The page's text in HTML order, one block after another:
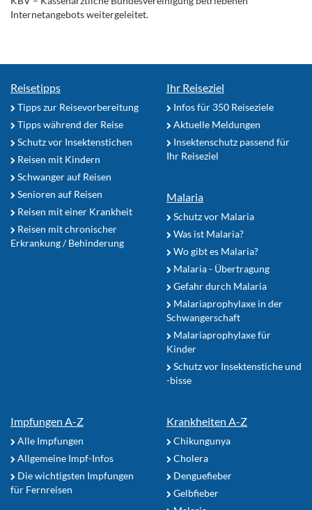
Internetangebots weitergeleitet.
Reisetipps
Tipps zur Reisevorbereitung
Tipps während der Reise
Schutz vor Insektenstichen
Reisen mit Kindern
Schwanger auf Reisen
Senioren auf Reisen
Reisen mit einer Krankheit
Reisen mit chronischer
Erkrankung / Behinderung
Ihr Reiseziel
Infos für 350 Reiseziele
Aktuelle Meldungen
Insektenschutz passend für
Ihr Reiseziel
Malaria
Schutz vor Malaria
Was ist Malaria?
Wo gibt es Malaria?
Malaria - Übertragung
Gefahr durch Malaria
Malariaprophylaxe in der
Schwangerschaft
Malariaprophylaxe für
Kinder
Schutz vor Insektenstiche und
-bisse
Impfungen A-Z
Alle Impfungen
Allgemeine Impf-Infos
Die wichtigsten Impfungen
für Fernreisen
Krankheiten A-Z
Chikungunya
Cholera
Denguefieber
Gelbfieber